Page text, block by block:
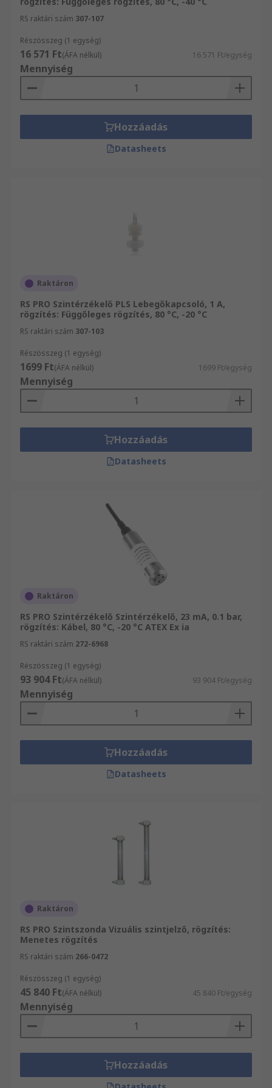
reakcióját a turbulencia, a nyomás, a
nedvesség, és a hőmérséklet befolyásolja.
RS raktári szám 307-107
Részösszeg (1 egység)
16 571 Ft(ÁFA nélkül) 16 571 Ft/egység
Mennyiség
Hozzáadás
Datasheets
Raktáron
RS PRO Szintérzékelő PLS Lebegőkapcsoló, 1 A,
rögzítés: Függőleges rögzítés, 80 °C, -20 °C
RS raktári szám 307-103
Részösszeg (1 egység)
1699 Ft(ÁFA nélkül) 1699 Ft/egység
Mennyiség
Hozzáadás
Datasheets
Raktáron
RS PRO Szintérzékelő Szintérzékelő, 23 mA, 0.1 bar,
rögzítés: Kábel, 80 °C, -20 °C ATEX Ex ia
RS raktári szám 272-6968
Részösszeg (1 egység)
93 904 Ft(ÁFA nélkül) 93 904 Ft/egység
Mennyiség
Hozzáadás
Datasheets
Raktáron
RS PRO Szintszonda Vizuális szintjelző, rögzítés:
Menetes rögzítés
RS raktári szám 266-0472
Részösszeg (1 egység)
45 840 Ft(ÁFA nélkül) 45 840 Ft/egység
Mennyiség
Hozzáadás